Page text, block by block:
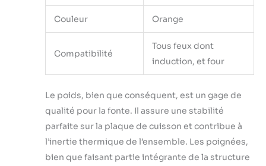
Couleur Orange
Compatibilité
Tous feux dont
induction, et four
Le poids, bien que conséquent, est un gage de
qualité pour la fonte. Il assure une stabilité
parfaite sur la plaque de cuisson et contribue à
l’inertie thermique de l’ensemble. Les poignées,
bien que faisant partie intégrante de la structure